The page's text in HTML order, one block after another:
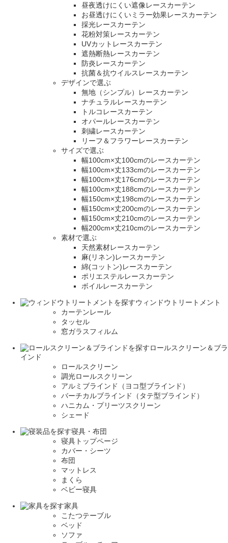
昼夜透けにくい遮像レースカーテン
お昼透けにくいミラー効果レースカーテン
採光レースカーテン
花粉対策レースカーテン
UVカットレースカーテン
遮熱断熱レースカーテン
防炎レースカーテン
抗菌＆抗ウイルスレースカーテン
デザインで選ぶ
無地（シンプル）レースカーテン
ナチュラルレースカーテン
トルコレースカーテン
オパールレースカーテン
刺繍レースカーテン
リーフ＆フラワーレースカーテン
サイズで選ぶ
幅100cm×丈100cmのレースカーテン
幅100cm×丈133cmのレースカーテン
幅100cm×丈176cmのレースカーテン
幅100cm×丈188cmのレースカーテン
幅150cm×丈198cmのレースカーテン
幅150cm×丈200cmのレースカーテン
幅150cm×丈210cmのレースカーテン
幅200cm×丈210cmのレースカーテン
素材で選ぶ
天然素材レースカーテン
麻(リネン)レースカーテン
綿(コットン)レースカーテン
ポリエステルレースカーテン
ボイルレースカーテン
ウィンドウトリートメント
カーテンレール
タッセル
窓ガラスフィルム
ロールスクリーン＆ブラ
インド
ロールスクリーン
調光ロールスクリーン
アルミブラインド（ヨコ型ブラインド）
バーチカルブラインド（タテ型ブラインド）
ハニカム・プリーツスクリーン
シェード
寝具・布団
寝具トップページ
カバー・シーツ
布団
マットレス
まくら
ベビー寝具
家具
こたつテーブル
ベッド
ソファ